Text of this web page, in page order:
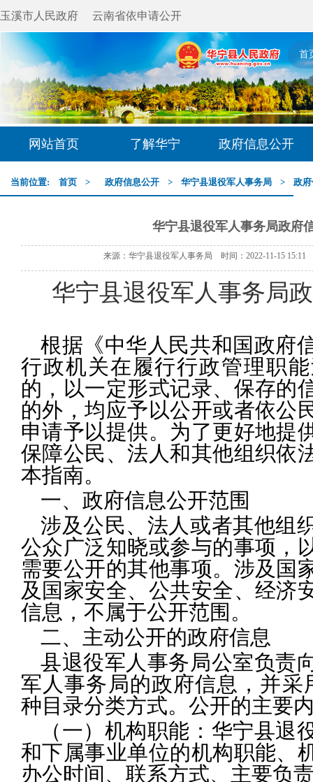
玉溪市人民政府 云南省依申请公开
首
网站首页 了解华宁 政府信息公开
当前位置: 首页 > 政府信息公开 > 华宁县退役军人事务局 > 政
华宁县退役军人事务局政府
来源：华宁县退役军人事务局 时间：2022-11-15 15:11
华宁县退役军人事务局
根据《中华人民共和国政府
行政机关在履行行政管理职
的，以一定形式记录、保存的
的外，均应予以公开或者依公
申请予以提供。为了更好地提
保障公民、法人和其他组织依
本指南。
一、政府信息公开范围
涉及公民、法人或者其他组
公众广泛知晓或参与的事项，
需要公开的其他事项。涉及国
及国家安全、公共安全、经济
信息，不属于公开范围。
二、主动公开的政府信息
县退役军人事务局公室负责
军人事务局的政府信息，并采
种目录分类方式。公开的主要
（一）机构职能： 华宁县退
和下属事业单位的机构职能、
办公时间、联系方式、主要负